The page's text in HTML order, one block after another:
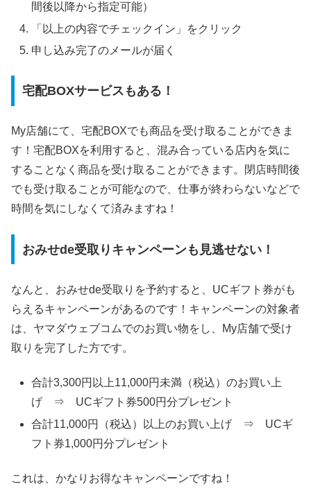
間後以降から指定可能）
「以上の内容でチェックイン」をクリック
申し込み完了のメールが届く
宅配BOXサービスもある！
My店舗にて、宅配BOXでも商品を受け取ることができま
す！宅配BOXを利用すると、混み合っている店内を気に
することなく商品を受け取ることができます。閉店時間後
でも受け取ることが可能なので、仕事が終わらないなどで
時間を気にしなくて済みますね！
おみせde受取りキャンペーンも見逃せない！
なんと、おみせde受取りを予約すると、UCギフト券がも
らえるキャンペーンがあるのです！キャンペーンの対象者
は、ヤマダウェブコムでのお買い物をし、My店舗で受け
取りを完了した方です。
合計3,300円以上11,000円未満（税込）のお買い上
げ ⇒ UCギフト券500円分プレゼント
合計11,000円（税込）以上のお買い上げ ⇒ UCギ
フト券1,000円分プレゼント
これは、かなりお得なキャンペーンですね！